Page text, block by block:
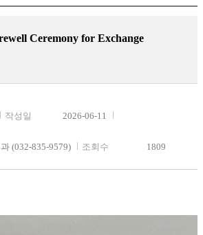
Ceremony for Exchange
작성일 2026-06-11
(032-835-9579) 조회수 1809